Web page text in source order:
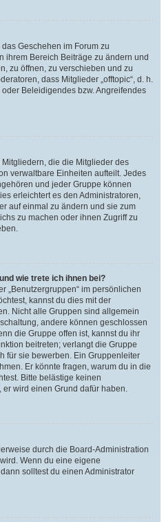
Geschehen im Forum zu
ihrem Bereich Beiträge zu ändern und
zu öffnen, zu verschieben und zu
dass Mitglieder „offtopic“, d. h.
Beleidigendes bzw. Angreifendes
die die Mitglieder des
verwaltbare Einheiten aufteilt. Jedes
und jeder Gruppe können
erleichtert es den Administratoren,
auf einmal zu ändern und sie zum
zu machen oder ihnen Zugriff zu
wie trete ich ihnen bei?
„Benutzergruppen“ im persönlichen
kannst du dies mit der
Nicht alle Gruppen sind allgemein
andere können geschlossen
die Gruppe offen ist, kannst du ihr
beitreten; verlangt die Gruppe
für sie bewerben. Ein Gruppenleiter
Er könnte fragen, warum du in die
Bitte belästige keinen
wird einen Grund dafür haben.
durch die Board-Administration
Wenn du eine eigene
solltest du einen Administrator